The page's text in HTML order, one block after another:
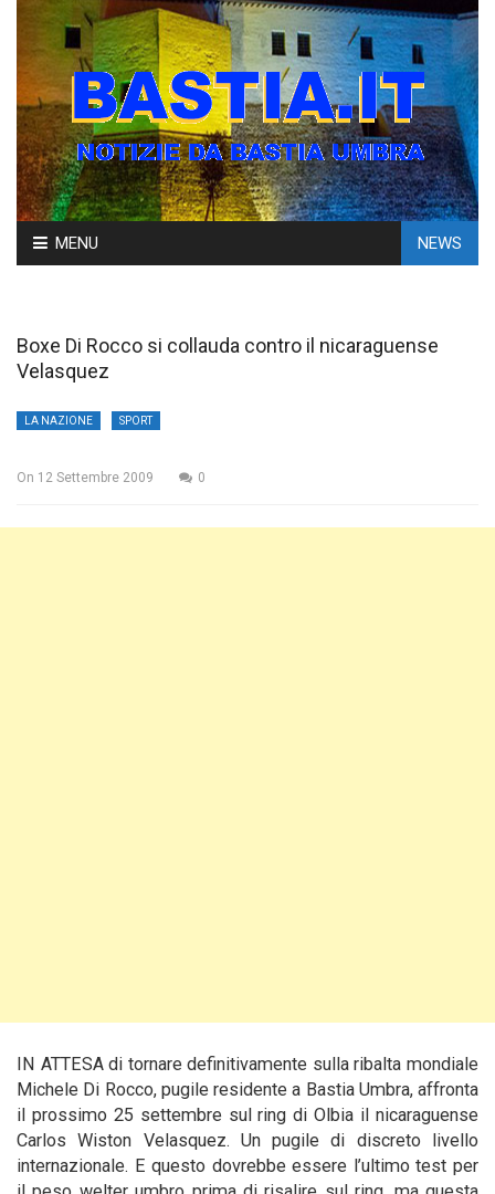
Skip
to
MENU NEWS
Boxe Di Rocco si collauda contro il nicaraguense
Velasquez
LA NAZIONE SPORT
On 12 Settembre 2009 0
IN ATTESA di tornare definitivamente sulla ribalta mondiale
Michele Di Rocco, pugile residente a Bastia Umbra, affronta
il prossimo 25 settembre sul ring di Olbia il nicaraguense
Carlos Wiston Velasquez. Un pugile di discretolivello
internazionale. E questo dovrebbe essere l’ultimo test per